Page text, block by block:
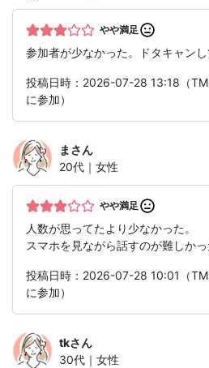
やや満足
参加者が少なかった。ドタキャン
投稿日時：2026-07-28 13:18（
に参加）
ま さん
20代｜女性
やや満足
人数が思ってたより少なかった。
スマホを見ながら話すのが難しかっ
投稿日時：2026-07-28 10:01（
に参加）
tkさん
30代｜女性